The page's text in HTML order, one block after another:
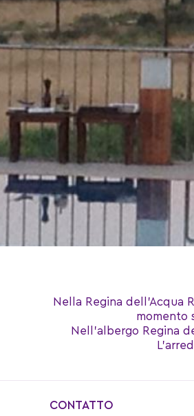
Nella Regina dell’Acqua
momento
Nell’albergo Regina
CONTATTO